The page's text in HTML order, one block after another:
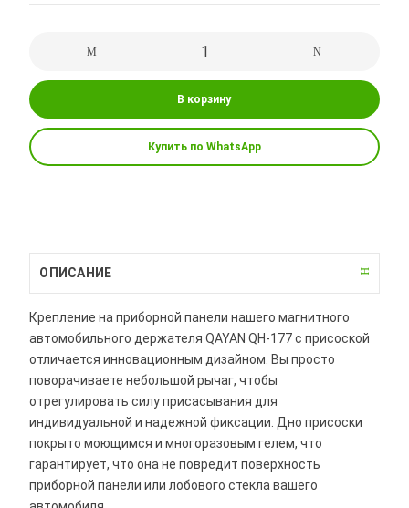
В корзину
Купить по WhatsApp
ОПИСАНИЕ
Крепление на приборной панели нашего магнитного
автомобильного держателя QAYAN QH-177 с присоской
отличается инновационным дизайном. Вы просто
поворачиваете небольшой рычаг, чтобы
отрегулировать силу присасывания для
индивидуальной и надежной фиксации. Дно присоски
покрыто моющимся и многоразовым гелем, что
гарантирует, что она не повредит поверхность
приборной панели или лобового стекла вашего